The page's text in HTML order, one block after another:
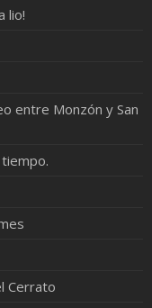
lio!
entre Monzón y San
Cerrato